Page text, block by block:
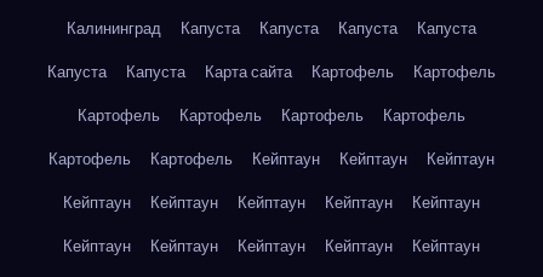
Калининград
Капуста Капуста Капуста
Капуста
Капуста
Капуста Карта сайта Картофель
Картофель
Картофель
Картофель Картофель
Картофель
Картофель
Картофель Кейптаун Кейптаун
Кейптаун
Кейптаун
Кейптаун Кейптаун Кейптаун
Кейптаун
Кейптаун
Кейптаун Кейптаун Кейптаун
Кейптаун